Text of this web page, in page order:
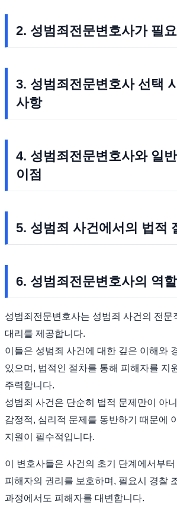
2. 성범죄전문변호사가 필
3. 성범죄전문변호사 선택
사항
4. 성범죄전문변호사와 일
이점
5. 성범죄 사건에서의 법적
6. 성범죄전문변호사의 역할
성범죄전문변호사는 성범죄 사건의 전문
대리를 제공합니다.
이들은 성범죄 사건에 대한 깊은 이해와
있으며, 법적인 절차를 통해 피해자를 지
주력합니다.
성범죄 사건은 단순히 법적 문제만이 아
감정적, 심리적 문제를 동반하기 때문에
지원이 필수적입니다.
이 변호사들은 사건의 초기 단계에서부
피해자의 권리를 보호하며, 필요시 경찰
과정에서도 피해자를 대변합니다.